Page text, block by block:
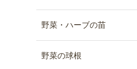
野菜・ハーブの苗
野菜の球根